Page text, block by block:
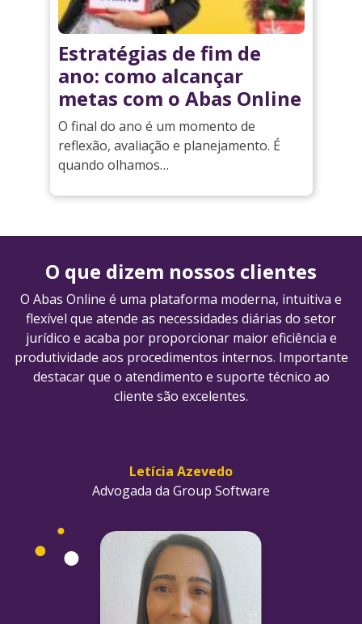
Estratégias de fim de
ano: como alcançar
metas com o Abas Online
O final do ano é um momento de
reflexão, avaliação e planejamento. É
quando olhamos…
O que dizem nossos clientes
O Abas Online é uma plataforma moderna, intuitiva e
flexível que atende as necessidades diárias do setor
jurídico e acaba por proporcionar maior eficiência e
produtividade aos procedimentos internos. Importante
destacar que o atendimento e suporte técnico ao
cliente são excelentes.
Letícia Azevedo
Advogada da Group Software